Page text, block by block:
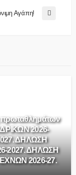
Αγάπη!
πρωταθλημάτων
2026-
ΔΗΛΩΣΗ
2027. ΔΗΛΩΣΗ
2026-27.